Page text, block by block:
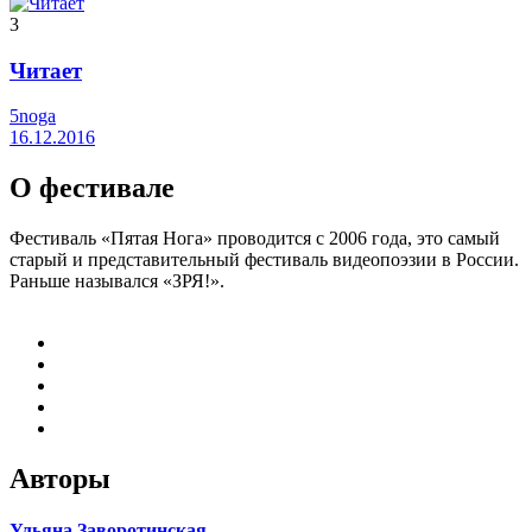
3
Читает
5noga
16.12.2016
О фестивале
Фестиваль «Пятая Нога» проводится с 2006 года, это самый
старый и представительный фестиваль видеопоэзии в России.
Раньше назывался «ЗРЯ!».
Авторы